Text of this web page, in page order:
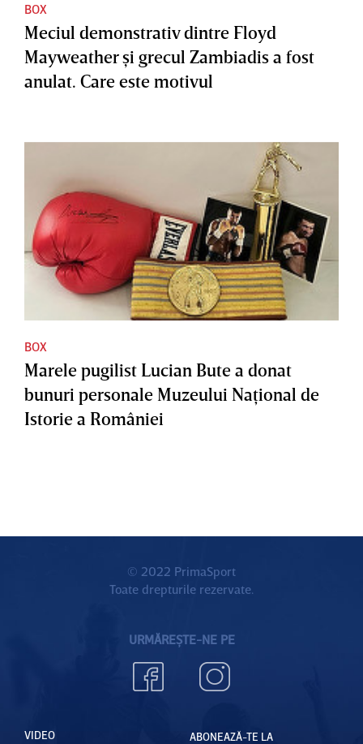
BOX
Meciul demonstrativ dintre Floyd
Mayweather şi grecul Zambiadis a fost
anulat. Care este motivul
BOX
Marele pugilist Lucian Bute a donat
bunuri personale Muzeului Naţional de
Istorie a României
© 2022 PrimaSport
Toate drepturile rezervate.
URMĂREȘTE-NE PE
VIDEO
ABONEAZĂ-TE LA